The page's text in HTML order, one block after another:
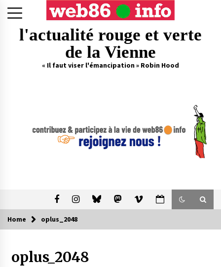
l'actualité rouge et verte
de la Vienne
« Il faut viser l'émancipation » Robin Hood
Home oplus_2048
oplus_2048